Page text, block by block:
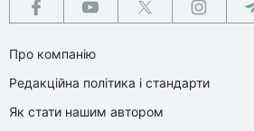
Про компанію
Редакційна політика і стандарти
Як стати нашим автором